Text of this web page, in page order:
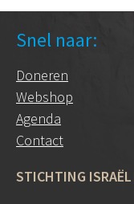
Snel naar:
Doneren
Webshop
Agenda
Contact
STICHTING